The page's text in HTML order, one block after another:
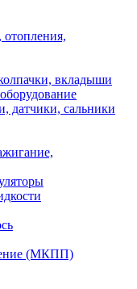
вкладыши
датчики, сальники
(МКПП)